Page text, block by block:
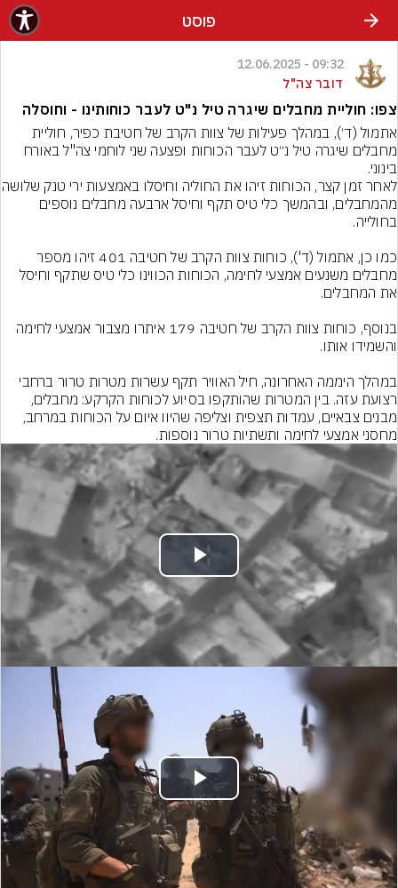
פוסט
09:32 - 12.06.2025
דובר צה"ל
צפו: חוליית מחבלים שיגרה טיל נ"ט לעבר כוחותינו - וחוסלה
אתמול (ד׳), במהלך פעילות של צוות הקרב של חטיבת כפיר, חוליית
כמו כן, אתמול (ד'), כוחות צוות הקרב של חטיבה 401 זיהו מספר
מחסני אמצעי לחימה ותשתיות טרור נוספות.
Play
Video
Play
Video